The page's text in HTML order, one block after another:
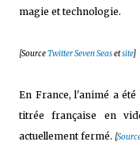
magie et technologie.
[SourceTwitter Seven Seasetsite]
En France, l'animé a
titrée française en
actuellement fermé. [